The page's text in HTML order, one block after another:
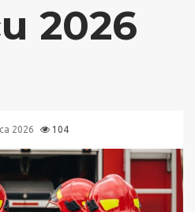
2026
2026 104